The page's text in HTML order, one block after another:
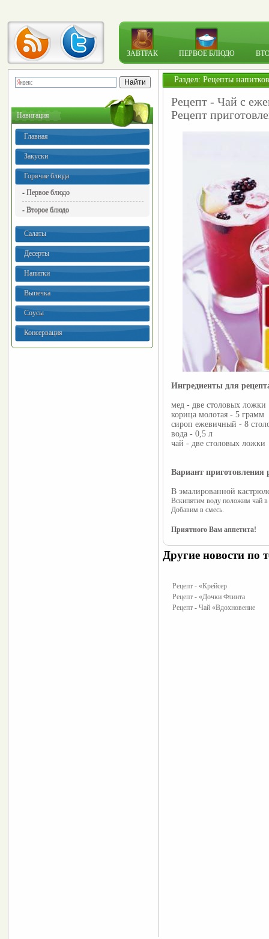
ЗАВТРАК ПЕРВОЕ БЛЮДО
Навигация
Главная
Закуски
Горячие блюда
- Первое блюдо
- Второе блюдо
Салаты
Десерты
Напитки
Выпечка
Соусы
Консервация
Раздел: Рецепты напитков
Рецепт - Чай с
Рецепт
Ингредиенты для
мед - две столовых ложки
корица молотая - 5 грамм
сироп ежевичный - 8
вода - 0,5 л
чай - две столовых ложки
Вариант приготовления
В эмалированной
Вскипятим воду положим чай в
Добавим в смесь.
Приятного Вам аппетита!
Другие новости по
Рецепт - «Крейсер
Рецепт - «Дочки Флинта
Рецепт - Чай «Вдохновение